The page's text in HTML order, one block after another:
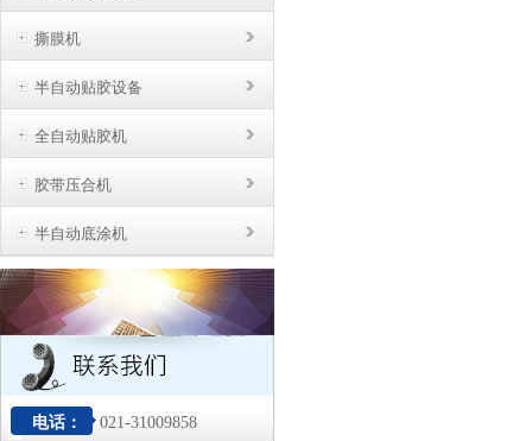
撕膜机
半自动贴胶设备
全自动贴胶机
胶带压合机
半自动底涂机
电话： 021-31009858